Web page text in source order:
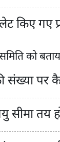
किए गए
को
संख्या पर
तय